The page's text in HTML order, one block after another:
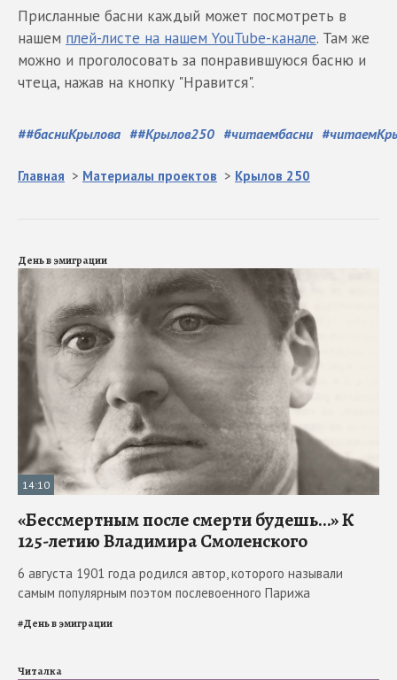
Присланные басни каждый может посмотреть в
нашем плей-листе на нашем YouTube-канале. Там же
можно и проголосовать за понравившуюся басню и
чтеца, нажав на кнопку "Нравится".
##басниКрылова ##Крылов250 #читаембасни #
Главная > Материалы проектов > Крылов 250
День в эмиграции
14:10
«Бессмертным после смерти будешь…» К
125-летию Владимира Смоленского
6 августа 1901 года родился автор, которого называли
самым популярным поэтом послевоенного Парижа
#День в эмиграции
Читалка